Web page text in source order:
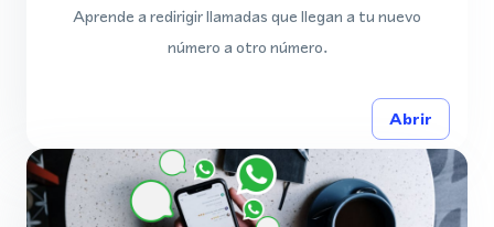
Aprende a redirigir llamadas que llegan a tu nuevo
número a otro número.
Abrir